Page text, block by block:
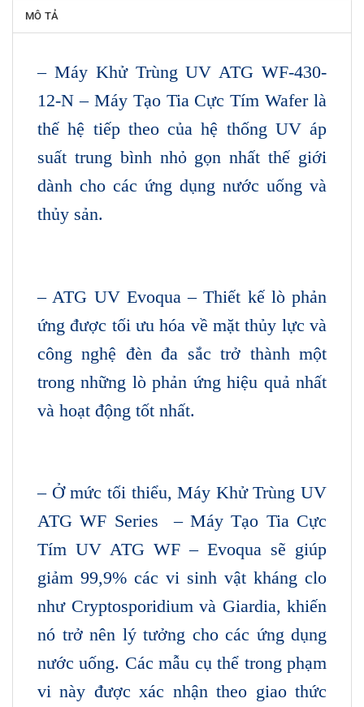
MÔ TẢ
– Máy Khử Trùng UV ATG WF-430-
12-N – Máy Tạo Tia Cực Tím Wafer là
thế hệ tiếp theo của hệ thống UV áp
suất trung bình nhỏ gọn nhất thế giới
dành cho các ứng dụng nước uống và
thủy sản.
– ATG UV Evoqua – Thiết kế lò phản
ứng được tối ưu hóa về mặt thủy lực và
công nghệ đèn đa sắc trở thành một
trong những lò phản ứng hiệu quả nhất
và hoạt động tốt nhất.
– Ở mức tối thiểu, Máy Khử Trùng UV
ATG WF Series – Máy Tạo Tia Cực
Tím UV ATG WF – Evoqua sẽ giúp
giảm 99,9% các vi sinh vật kháng clo
như Cryptosporidium và Giardia, khiến
nó trở nên lý tưởng cho các ứng dụng
nước uống. Các mẫu cụ thể trong phạm
vi này được xác nhận theo giao thức